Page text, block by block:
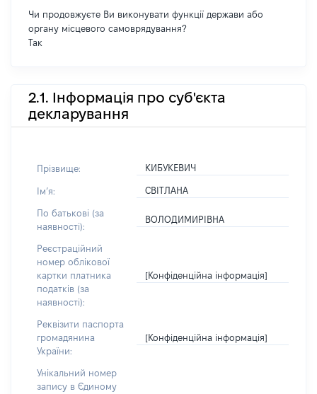
Чи продовжуєте Ви виконувати функції держави або
органу місцевого самоврядування?
Так
2.1. Інформація про суб'єкта
декларування
Прізвище: КИБУКЕВИЧ
Імʼя: СВІТЛАНА
По батькові (за
наявності):
ВОЛОДИМИРІВНА
Реєстраційний
номер облікової
картки платника
податків (за
наявності):
[Конфіденційна інформація]
Реквізити паспорта
громадянина
України:
[Конфіденційна інформація]
Унікальний номер
запису в Єдиному